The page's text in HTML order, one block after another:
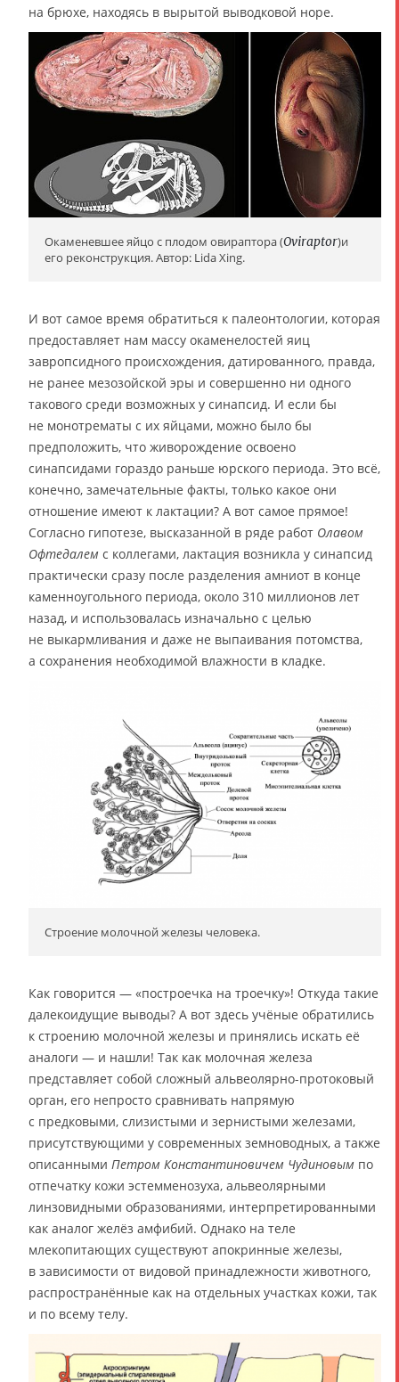
на брюхе, находясь в вырытой выводковой норе.
Окаменевшее яйцо с плодом овираптора (Oviraptor)и
его реконструкция. Автор: Lida Xing.
И вот самое время обратиться к палеонтологии, которая
предоставляет нам массу окаменелостей яиц
завропсидного происхождения, датированного, правда,
не ранее мезозойской эры и совершенно ни одного
такового среди возможных у синапсид. И если бы
не монотрематы с их яйцами, можно было бы
предположить, что живорождение освоено
синапсидами гораздо раньше юрского периода. Это всё,
конечно, замечательные факты, только какое они
отношение имеют к лактации? А вот самое прямое!
Согласно гипотезе, высказанной в ряде работ Олавом
Офтедалем с коллегами, лактация возникла у синапсид
практически сразу после разделения амниот в конце
каменноугольного периода, около 310 миллионов лет
назад, и использовалась изначально с целью
не выкармливания и даже не выпаивания потомства,
а сохранения необходимой влажности в кладке.
Строение молочной железы человека.
Как говорится — «построечка на троечку»! Откуда такие
далекоидущие выводы? А вот здесь учёные обратились
к строению молочной железы и принялись искать её
аналоги — и нашли! Так как молочная железа
представляет собой сложный альвеолярно-протоковый
орган, его непросто сравнивать напрямую
с предковыми, слизистыми и зернистыми железами,
присутствующими у современных земноводных, а также
описанными Петром Константиновичем Чудиновым по
отпечатку кожи эстемменозуха, альвеолярными
линзовидными образованиями, интерпретированными
как аналог желёз амфибий. Однако на теле
млекопитающих существуют апокринные железы,
в зависимости от видовой принадлежности животного,
распространённые как на отдельных участках кожи, так
и по всему телу.